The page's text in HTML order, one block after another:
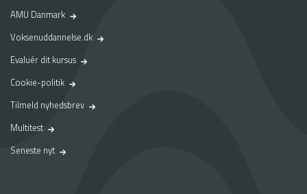
AMU Danmark
Voksenuddannelse.dk
Evaluér dit kursus
Cookie-politik
Tilmeld nyhedsbrev
Multitest
Seneste nyt